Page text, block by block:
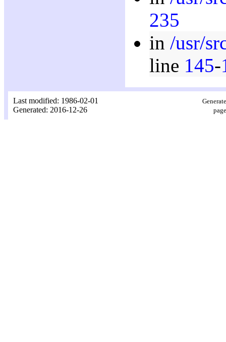
235
in /usr/
line 145-
Last modified: 1986-02-01
Generated: 2016-12-26